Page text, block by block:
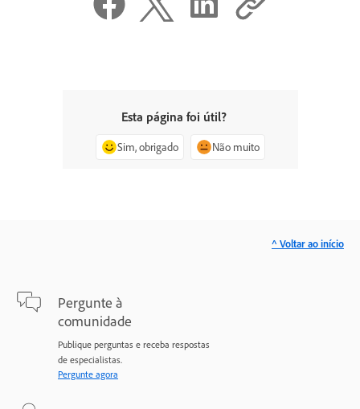
Esta página foi útil?
Sim, obrigado Não muito
Pergunte à
comunidade
Publique perguntas e receba respostas
de especialistas.
Pergunte agora
^ Voltar ao início